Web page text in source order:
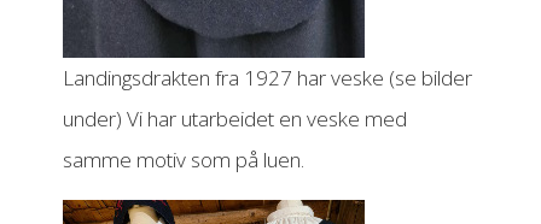
Landingsdrakten fra 1927 har veske (se bilder
under) Vi har utarbeidet en veske med
samme motiv som på luen.